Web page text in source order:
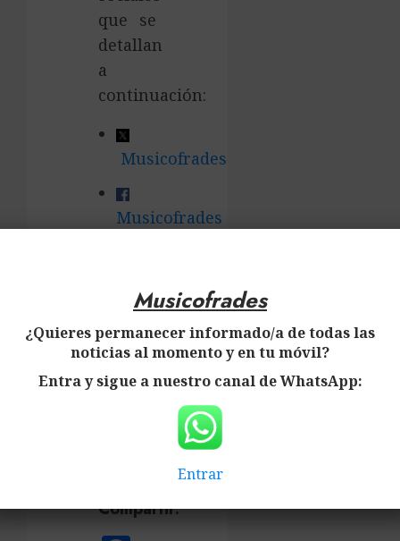
que se
detallan
a
continuación:
Musicofrades
Musicofrades
vuestra
colaboración.
Compartir:
Musicofrades
¿Quieres permanecer informado/a de todas las
noticias al momento y en tu móvil?
Entra y sigue a nuestro canal de WhatsApp:
Entrar